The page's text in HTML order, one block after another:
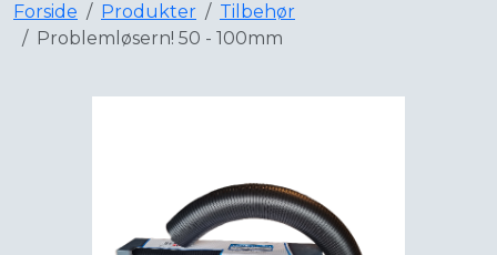
Forside Produkter
Tilbehør
Problemløsern! 50 - 100mm